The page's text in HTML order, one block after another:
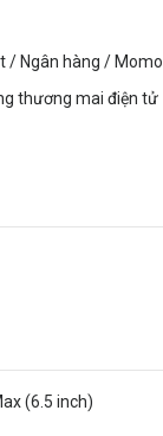
/ Ngân hàng / Momo
thương mai điện tử
(6.5 inch)